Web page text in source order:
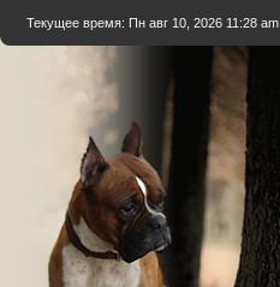
Текущее время: Пн авг 10, 2026 11:28 am